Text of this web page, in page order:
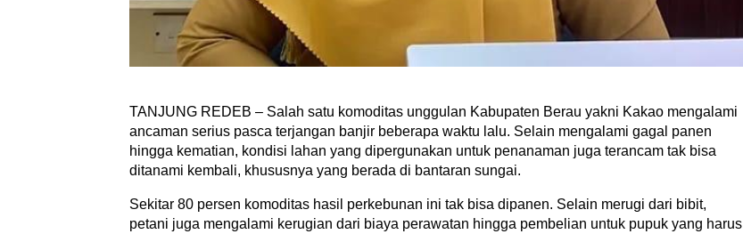
TANJUNG REDEB – Salah satu komoditas unggulan Kabupaten Berau yakni Kakao mengalami
ancaman serius pasca terjangan banjir beberapa waktu lalu. Selain mengalami gagal panen
hingga kematian, kondisi lahan yang dipergunakan untuk penanaman juga terancam tak bisa
ditanami kembali, khususnya yang berada di bantaran sungai.
Sekitar 80 persen komoditas hasil perkebunan ini tak bisa dipanen. Selain merugi dari bibit,
petani juga mengalami kerugian dari biaya perawatan hingga pembelian untuk pupuk yang harus